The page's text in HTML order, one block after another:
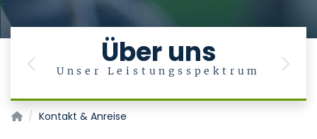
Über uns
Unser Leistungsspektrum
Previous Next
Labordiagnostisches Zentrum (LDZ)
Kontakt & Anreise